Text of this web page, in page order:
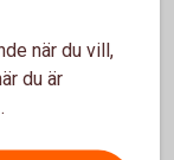
att stödja
när du vill,
du är
.